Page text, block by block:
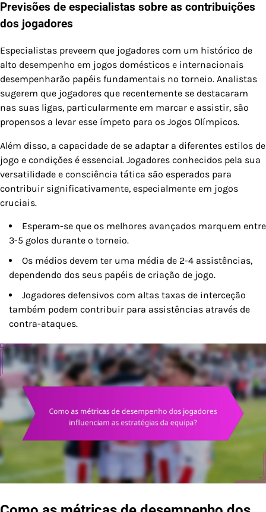
Previsões de especialistas sobre as contribuições
dos jogadores
Especialistas preveem que jogadores com um histórico de
alto desempenho em jogos domésticos e internacionais
desempenharão papéis fundamentais no torneio. Analistas
sugerem que jogadores que recentemente se destacaram
nas suas ligas, particularmente em marcar e assistir, são
propensos a levar esse ímpeto para os Jogos Olímpicos.
Além disso, a capacidade de se adaptar a diferentes estilos de
jogo e condições é essencial. Jogadores conhecidos pela sua
versatilidade e consciência tática são esperados para
contribuir significativamente, especialmente em jogos
cruciais.
Esperam-se que os melhores avançados marquem entre
3-5 golos durante o torneio.
Os médios devem ter uma média de 2-4 assistências,
dependendo dos seus papéis de criação de jogo.
Jogadores defensivos com altas taxas de interceção
também podem contribuir para assistências através de
contra-ataques.